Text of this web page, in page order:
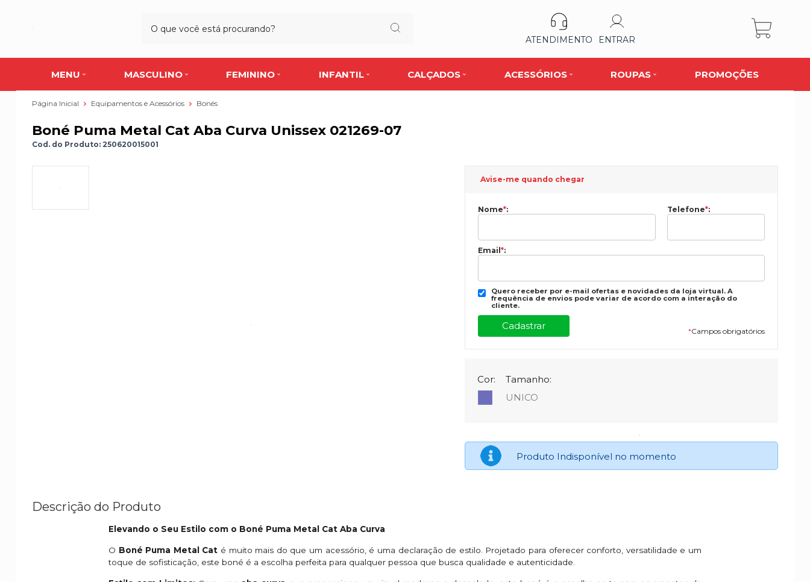
ATENDIMENTO ENTRAR
MENU MASCULINO FEMININO INFANTIL CALÇADOS ACESSÓRIOS ROUPAS PROMOÇÕES
Página Inicial Equipamentos e Acessórios Bonés
Boné Puma Metal Cat Aba Curva Unissex 021269-07
Cod. do Produto: 250620015001
Avise-me quando chegar
Nome*: Telefone*:
Email *:
Quero receber por e-mail ofertas e novidades da loja virtual. A
frequência de envios pode variar de acordo com a interação do
cliente.
*Campos obrigatórios
Cor:
Tamanho:
UNICO
Produto Indisponível no momento
Descrição do Produto
Elevando o Seu Estilo com o Boné Puma Metal Cat Aba Curva
O Boné Puma Metal Cat é muito mais do que um acessório, é uma declaração de estilo. Projetado para oferecer conforto, versatilidade e um
toque de sofisticação, este boné é a escolha perfeita para qualquer pessoa que busca qualidade e autenticidade.